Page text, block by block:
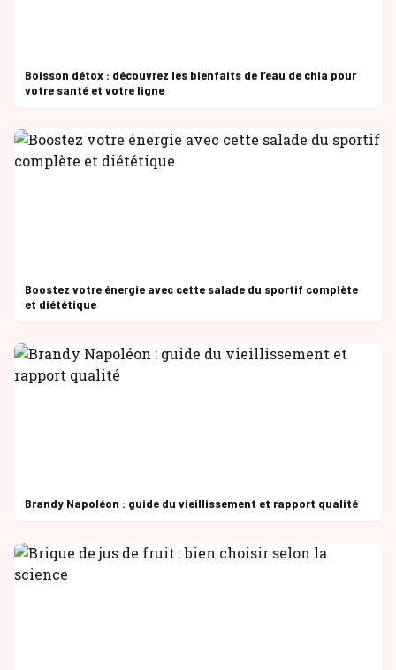
Boisson détox : découvrez les bienfaits de l’eau de chia pour
votre santé et votre ligne
Boostez votre énergie avec cette salade du sportif complète
et diététique
Brandy Napoléon : guide du vieillissement et rapport qualité